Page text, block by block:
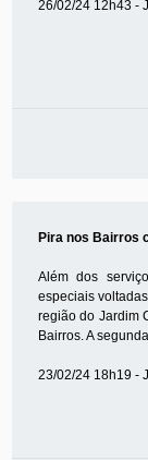
26/02/24 12h43 -
Pira nos Bairros
Além dos
especiais
região do Jardim
Bairros. A
23/02/24 18h19 -